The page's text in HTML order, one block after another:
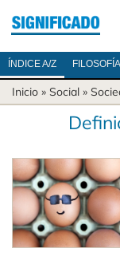
ÍNDICE A/Z FILOSOFÍA
Inicio » Social »